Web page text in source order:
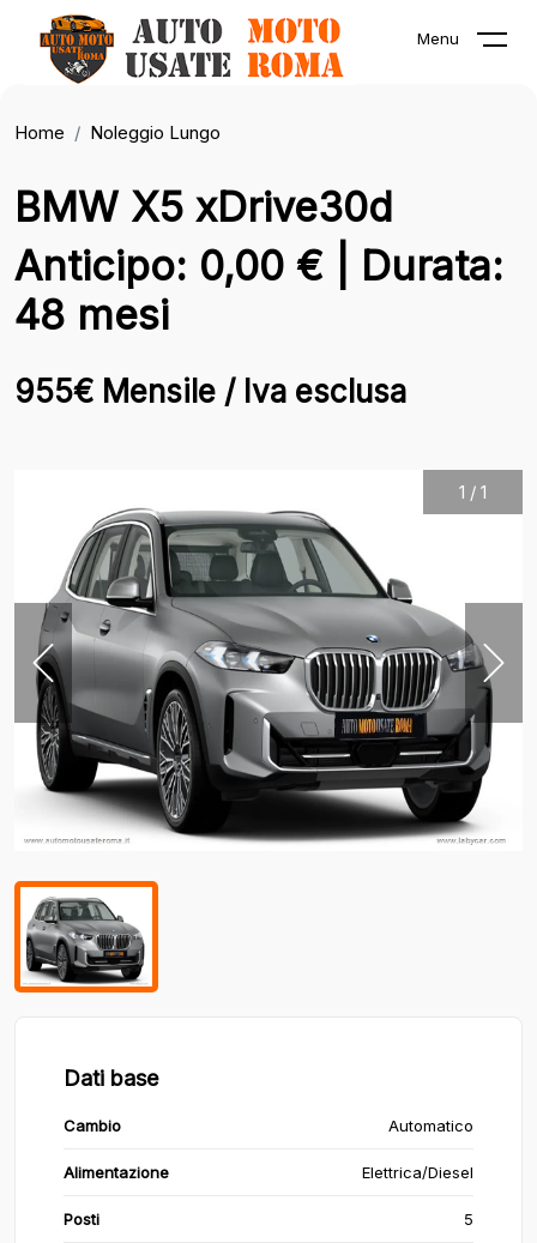
Menu
Home Noleggio Lungo
BMW X5 xDrive30d
Anticipo: 0,00 € | Durata:
48 mesi
955€ Mensile / Iva esclusa
1 / 1
Dati base
Cambio Automatico
Alimentazione Elettrica/Diesel
Posti 5